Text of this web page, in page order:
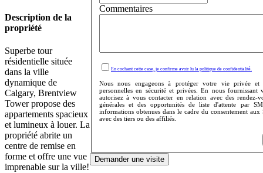
Description de la
propriété
Superbe tour
résidentielle située
dans la ville
dynamique de
Calgary, Brentview
Tower propose des
appartements spacieux
et lumineux à louer. La
propriété abrite un
centre de remise en
forme et offre une vue
imprenable sur la ville!
Commentaires
En cochant cette case, je confirme avoir lu la politique de confidentialité.
Nous nous engageons à protéger votre vie privée
personnelles en sécurité et privées. En nous fournissant
autorisez à vous contacter en relation avec des rendez-
générales et des opportunités de liste d'attente par
informations obtenues dans le cadre du consentement aux
avec des tiers ou des affiliés.
Demander une visite